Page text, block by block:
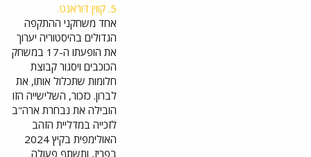
5. קווין דוראנט.
אחד משחקני ההתקפה
הגדולים בהיסטוריה יערוך
את הופעתו ה-17 במשחק
הכוכבים ויסגור קבוצת
חלומות שתכלול אותו, את
לברון. כזכור, השלישייה הזו
הובילה את נבחרת ארה"ב
לזכייה במדליית הזהב
האולימפית בקיץ 2024
בפריז, ותשתף פעולה